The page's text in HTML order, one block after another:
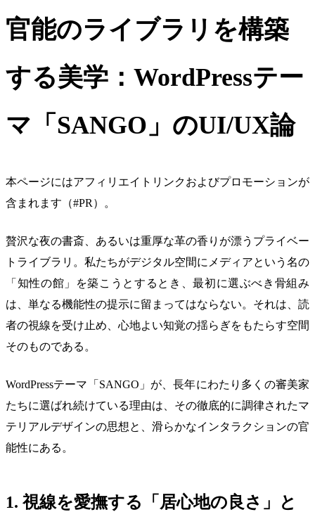
官能のライブラリを構築
する美学：WordPressテー
マ「SANGO」のUI/UX論
本ページにはアフィリエイトリンクおよびプロモーションが
含まれます（#PR）。
贅沢な夜の書斎、あるいは重厚な革の香りが漂うプライベー
トライブラリ。私たちがデジタル空間にメディアという名の
「知性の館」を築こうとするとき、最初に選ぶべき骨組み
は、単なる機能性の提示に留まってはならない。それは、読
者の視線を受け止め、心地よい知覚の揺らぎをもたらす空間
そのものである。
WordPressテーマ「SANGO」が、長年にわたり多くの審美家
たちに選ばれ続けている理由は、その徹底的に調律されたマ
テリアルデザインの思想と、滑らかなインタラクションの官
能性にある。
1. 視線を愛撫する「居心地の良さ」と